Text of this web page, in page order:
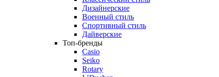
Дизайнерские
Военный стиль
Спортивный стиль
Дайверские
Топ-бренды
Casio
Seiko
Rotary